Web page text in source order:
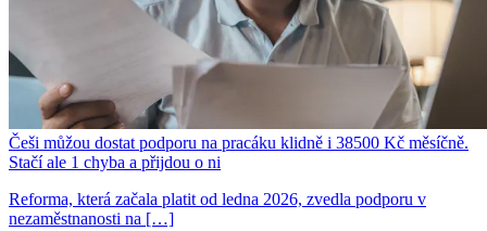
Češi můžou dostat podporu na pracáku klidně i 38500 Kč měsíčně.
Stačí ale 1 chyba a přijdou o ni
Reforma, která začala platit od ledna 2026, zvedla podporu v
nezaměstnanosti na […]